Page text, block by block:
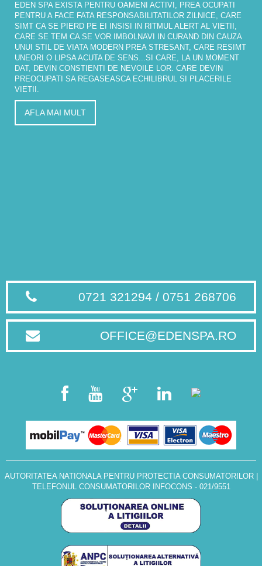
EDEN SPA EXISTA PENTRU OAMENI ACTIVI, PREA OCUPATI
PENTRU A FACE FATA RESPONSABILITATILOR ZILNICE, CARE
SIMT CA SE PIERD PE EI INSISI IN RITMUL ALERT AL VIETII,
CARE SE TEM CA SE VOR IMBOLNAVI IN CURAND DIN CAUZA
UNUI STIL DE VIATA MODERN PREA STRESANT, CARE RESIMT
UNEORI O LIPSA ACUTA DE SENS...SI CARE, LA UN MOMENT
DAT, DEVIN CONSTIENTI DE NEVOILE LOR. CARE DEVIN
PREOCUPATI SA REGASEASCA ECHILIBRUL SI PLACERILE
VIETII.
AFLA MAI MULT
0721 321294 / 0751 268706
OFFICE@EDENSPA.RO
AUTORITATEA NATIONALA PENTRU PROTECTIA CONSUMATORILOR|
TELEFONUL CONSUMATORILOR INFOCONS - 021/9551